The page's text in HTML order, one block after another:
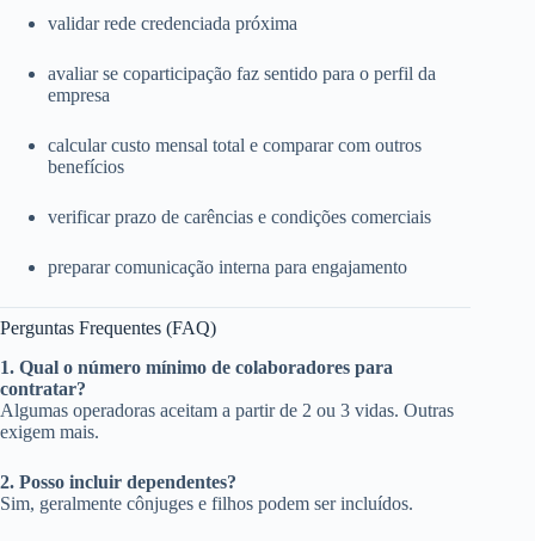
validar rede credenciada próxima
avaliar se coparticipação faz sentido para o perfil da
empresa
calcular custo mensal total e comparar com outros
benefícios
verificar prazo de carências e condições comerciais
preparar comunicação interna para engajamento
Perguntas Frequentes (FAQ)
1. Qual o número mínimo de colaboradores para
contratar?
Algumas operadoras aceitam a partir de 2 ou 3 vidas. Outras
exigem mais.
2. Posso incluir dependentes?
Sim, geralmente cônjuges e filhos podem ser incluídos.